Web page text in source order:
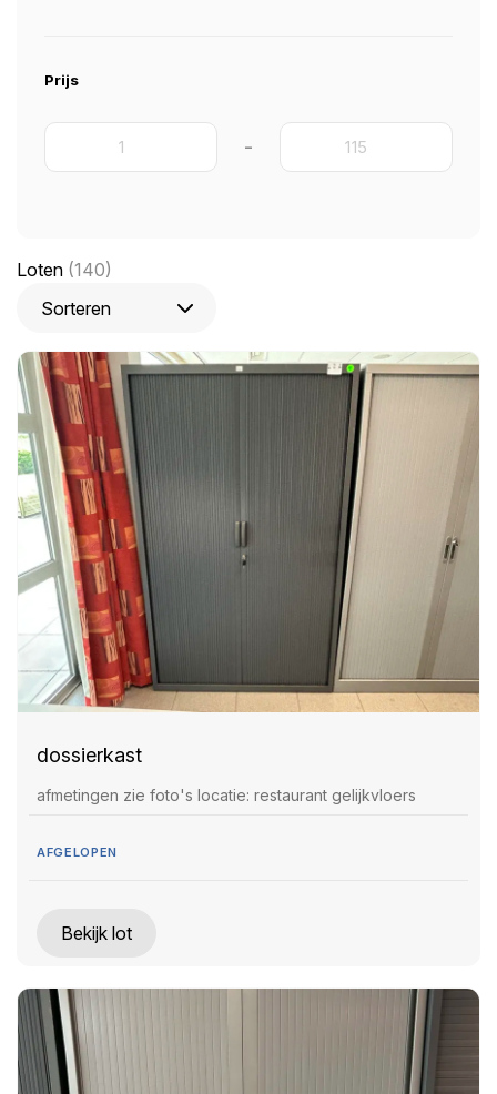
Prijs
-
Loten (140)
dossierkast
afmetingen zie foto's locatie: restaurant gelijkvloers
AFGELOPEN
Bekijk lot